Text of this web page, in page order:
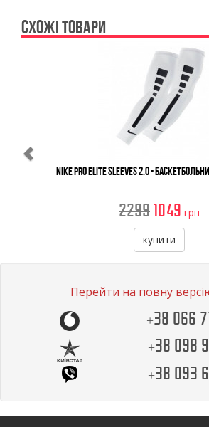
СХОЖІ ТОВАРИ
Nike Pro Elite Sleeves 2.0 -
22991049 грн
купити
Перейти на повну
+38 066
+38 098
+38 093